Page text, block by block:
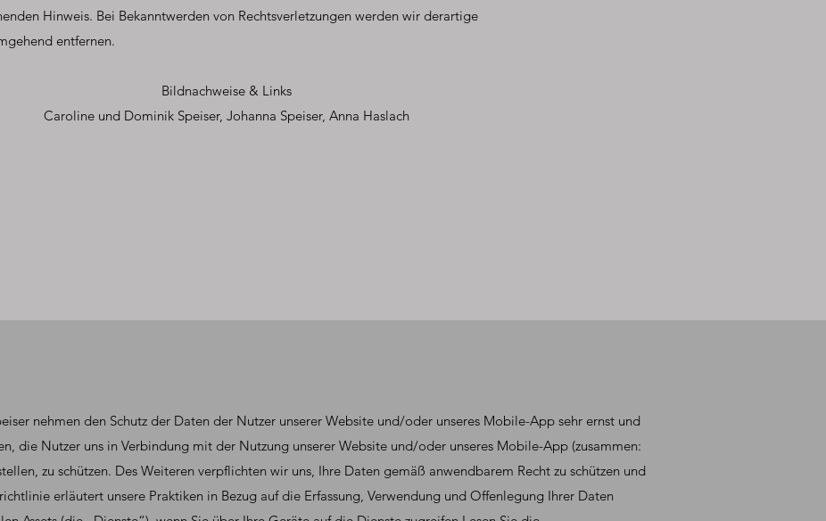
Hinweis. Bei Bekanntwerden von Rechtsverletzungen werden wir derartige
entfernen.
Bildnachweise & Links
Caroline und Dominik Speiser, Johanna Speiser, Anna Haslach
nehmen den Schutz der Daten der Nutzer unserer Website und/oder unseres Mobile-App sehr ernst und
die Nutzer uns in Verbindung mit der Nutzung unserer Website und/oder unseres Mobile-App (zusammen:
zu schützen. Des Weiteren verpflichten wir uns, Ihre Daten gemäß anwendbarem Recht zu schützen und
erläutert unsere Praktiken in Bezug auf die Erfassung, Verwendung und Offenlegung Ihrer Daten